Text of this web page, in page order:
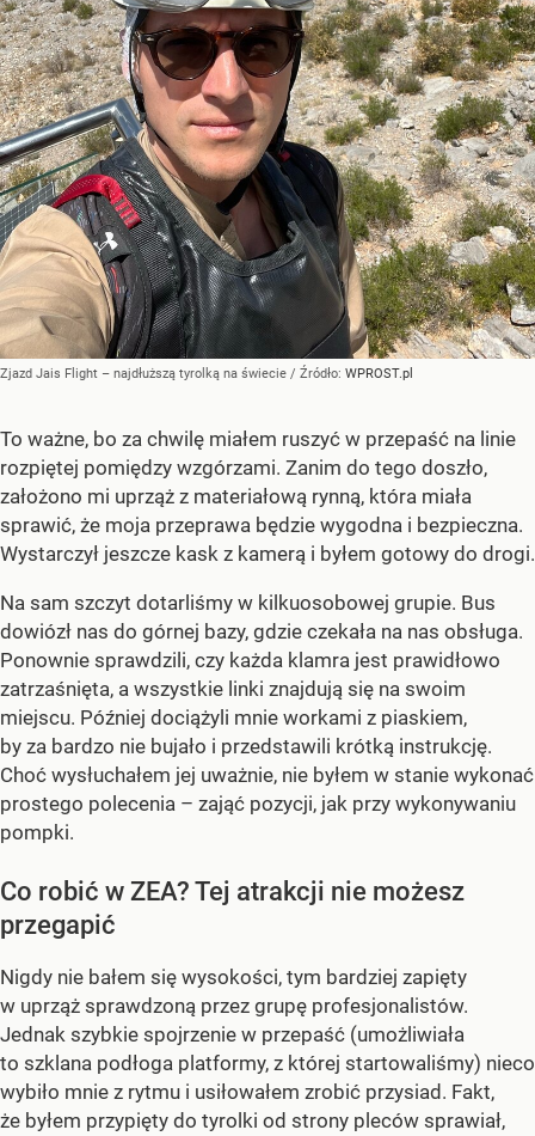
Zjazd Jais Flight – najdłuższą tyrolką na świecie / Źródło: WPROST.pl
To ważne, bo za chwilę miałem ruszyć w przepaść na linie
rozpiętej pomiędzy wzgórzami. Zanim do tego doszło,
założono mi uprząż z materiałową rynną, która miała
sprawić, że moja przeprawa będzie wygodna i bezpieczna.
Wystarczył jeszcze kask z kamerą i byłem gotowy do drogi.
Na sam szczyt dotarliśmy w kilkuosobowej grupie. Bus
dowiózł nas do górnej bazy, gdzie czekała na nas obsługa.
Ponownie sprawdzili, czy każda klamra jest prawidłowo
zatrzaśnięta, a wszystkie linki znajdują się na swoim
miejscu. Później dociążyli mnie workami z piaskiem,
by za bardzo nie bujało i przedstawili krótką instrukcję.
Choć wysłuchałem jej uważnie, nie byłem w stanie wykonać
prostego polecenia – zająć pozycji, jak przy wykonywaniu
pompki.
Co robić w ZEA? Tej atrakcji nie możesz
przegapić
Nigdy nie bałem się wysokości, tym bardziej zapięty
w uprząż sprawdzoną przez grupę profesjonalistów.
Jednak szybkie spojrzenie w przepaść (umożliwiała
to szklana podłoga platformy, z której startowaliśmy) nieco
wybiło mnie z rytmu i usiłowałem zrobić przysiad. Fakt,
że byłem przypięty do tyrolki od strony pleców sprawiał,